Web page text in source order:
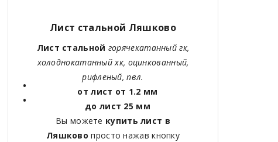
Лист стальной Ляшково
Лист стальной горячекатанный гк,
холоднокатанный хк, оцинкованный,
рифленый, пвл.
от лист от 1.2 мм
до лист 25 мм
Вы можете купить лист в
Ляшковопросто нажав кнопку